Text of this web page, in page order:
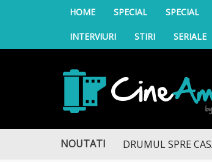
HOME SPECIAL SPECIAL
INTERVIURI STIRI SERIALE
CineAmator
NOUTATIDRUMUL SPRE CASĂ